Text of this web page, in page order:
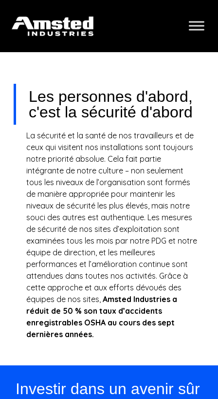
Les personnes d'abord,
c'est la sécurité d'abord
La sécurité et la santé de nos travailleurs et de
ceux qui visitent nos installations sont toujours
notre priorité absolue. Cela fait partie
intégrante de notre culture – non seulement
tous les niveaux de l’organisation sont formés
de manière appropriée pour maintenir les
niveaux de sécurité les plus élevés, mais notre
souci des autres est authentique. Les mesures
de sécurité de nos sites d’exploitation sont
examinées tous les mois par notre PDG et notre
équipe de direction, et les meilleures
performances et l’amélioration continue sont
attendues dans toutes nos activités. Grâce à
cette approche et aux efforts dévoués des
équipes de nos sites, Amsted Industries a
réduit de 50 % son taux d’accidents
enregistrables OSHA au cours des sept
dernières années.
Investir dans un avenir sûr